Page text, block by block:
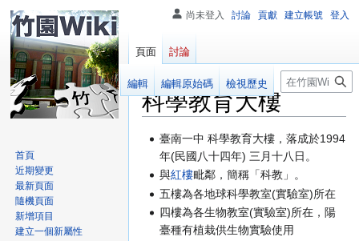
科學教育大樓
跳
導
覽
跳
搜
尋
臺南一中 科學教育大樓，落成於1994
年(民國八十四年) 三月十八日。
與紅樓毗鄰，簡稱「科教」。
五樓為各地球科學教室(實驗室)所在
四樓為各生物教室(實驗室)所在，陽
臺種有植栽供生物實驗使用
尚未登入 討論 貢獻 建立帳號 登入
頁面 討論
閱讀 編輯 編輯原始碼 檢視歷史
搜
尋
首頁
近期變更
最新頁面
隨機頁面
新增項目
建立一個新屬性